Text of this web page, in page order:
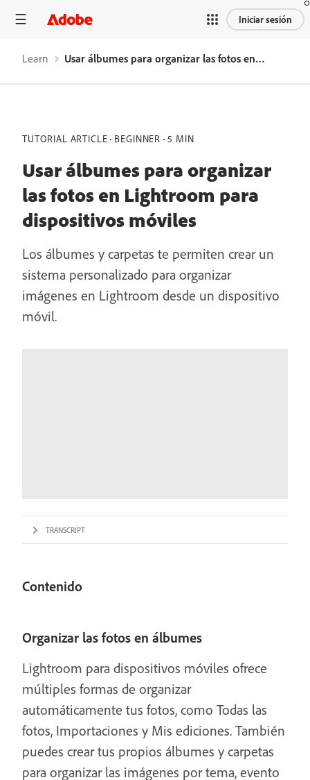
Iniciar sesión
Learn Usar álbumes para organizar las fotos en Lightroom para dispositivos móviles
TUTORIAL ARTICLE BEGINNER 5 MIN
Usar álbumes para organizar
las fotos en Lightroom para
dispositivos móviles
Los álbumes y carpetas te permiten crear un
sistema personalizado para organizar
imágenes en Lightroom desde un dispositivo
móvil.
TRANSCRIPT
Contenido
Organizar las fotos en álbumes
Lightroom para dispositivos móviles ofrece
múltiples formas de organizar
automáticamente tus fotos, como Todas las
fotos, Importaciones y Mis ediciones. También
puedes crear tus propios álbumes y carpetas
para organizar las imágenes por tema, evento